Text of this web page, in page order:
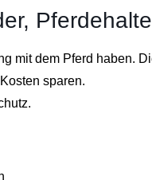
mit dem Pferd haben.
sparen.